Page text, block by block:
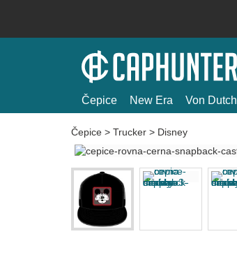
Čepice New Era Von Dutch
Čepice > Trucker > Disney